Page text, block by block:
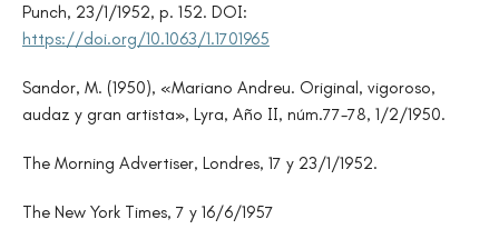
Punch, 23/1/1952, p. 152. DOI:
https://doi.org/10.1063/1.1701965
Sandor, M. (1950), «Mariano Andreu. Original, vigoroso,
audaz y gran artista», Lyra, Año II, núm.77-78, 1/2/1950.
The Morning Advertiser, Londres, 17 y 23/1/1952.
The New York Times, 7 y 16/6/1957